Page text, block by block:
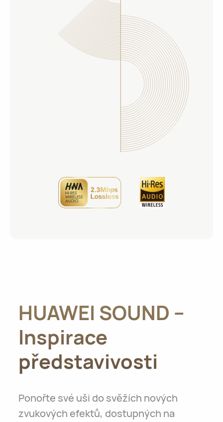
HUAWEI SOUND –
Inspirace
představivosti
Ponořte své uši do svěžích nových
zvukových efektů, dostupných na